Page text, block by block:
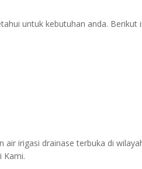
untuk kebutuhan anda. Berikut
air irigasi drainase terbuka di
Kami.